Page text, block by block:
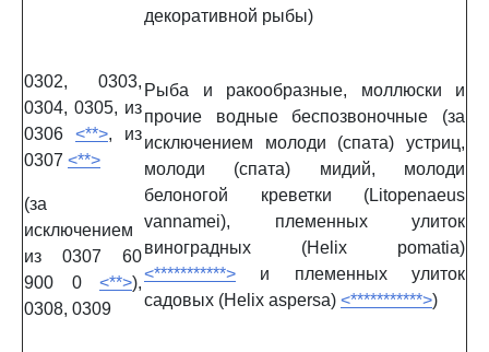
декоративной рыбы)
0302, 0303,
0304, 0305, из
0306 <**>, из
0307 <**>
(за
исключением
из 0307 60
900 0 <**>),
0308, 0309
Рыба и ракообразные, моллюски и
прочие водные беспозвоночные (за
исключением молоди (спата) устриц,
молоди (спата) мидий, молоди
белоногой креветки (Litopenaeus
vannamei), племенных улиток
виноградных (Helix pomatia)
<***********> и племенных улиток
садовых (Helix aspersa) <***********>)